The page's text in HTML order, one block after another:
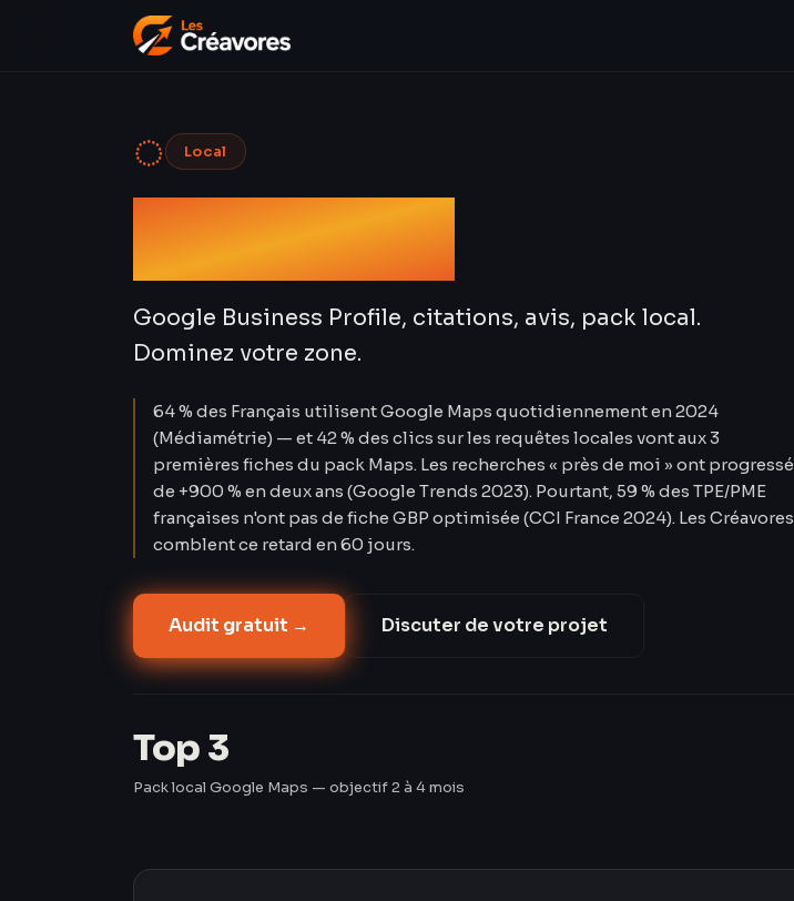
◌ Local
SEO Local
Google Business Profile, citations, avis, pack local.
Dominez votre zone.
64 % des Français utilisent Google Maps quotidiennement en 2024
(Médiamétrie) — et 42 % des clics sur les requêtes locales vont aux 3
premières fiches du pack Maps. Les recherches « près de moi » ont progressé
de +900 % en deux ans (Google Trends 2023). Pourtant, 59 % des TPE/PME
françaises n'ont pas de fiche GBP optimisée (CCI France 2024). Les Créavores
comblent ce retard en 60 jours.
Audit gratuit → Discuter de votre projet
Top 3
Pack local Google Maps — objectif 2 à 4 mois